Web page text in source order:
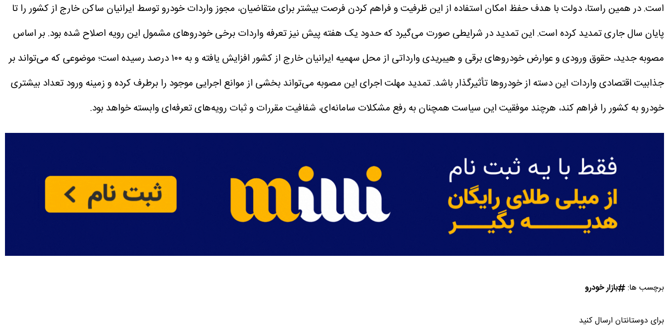
است.در همین راستا، دولت با هدف حفظ امکان استفاده از این ظرفیت و فراهم کردن فرصت بیشتر برای متقاضیان، مجوز واردات خودرو توسط ایرانیان ساکن خارج از کشور را تا
پایان سال جاری تمدید کرده است. این تمدید در شرایطی صورت می‌گیرد که حدود یک هفته پیش نیز تعرفه واردات برخی خودرو‌های مشمول این رویه اصلاح شده بود. بر اساس
مصوبه جدید، حقوق ورودی و عوارض خودرو‌های برقی و هیبریدی وارداتی از محل سهمیه ایرانیان خارج از کشور افزایش یافته و به ۱۰۰ درصد رسیده است؛ موضوعی که می‌تواند بر
جذابیت اقتصادی واردات این دسته از خودرو‌ها تأثیرگذار باشد.تمدید مهلت اجرای این مصوبه می‌تواند بخشی از موانع اجرایی موجود را برطرف کرده و زمینه ورود تعداد بیشتری
خودرو به کشور را فراهم کند، هرچند موفقیت این سیاست همچنان به رفع مشکلات سامانه‌ای، شفافیت مقررات و ثبات رویه‌های تعرفه‌ای وابسته خواهد بود.
برچسب ها: بازار خودرو
برای دوستانتان ارسال کنید